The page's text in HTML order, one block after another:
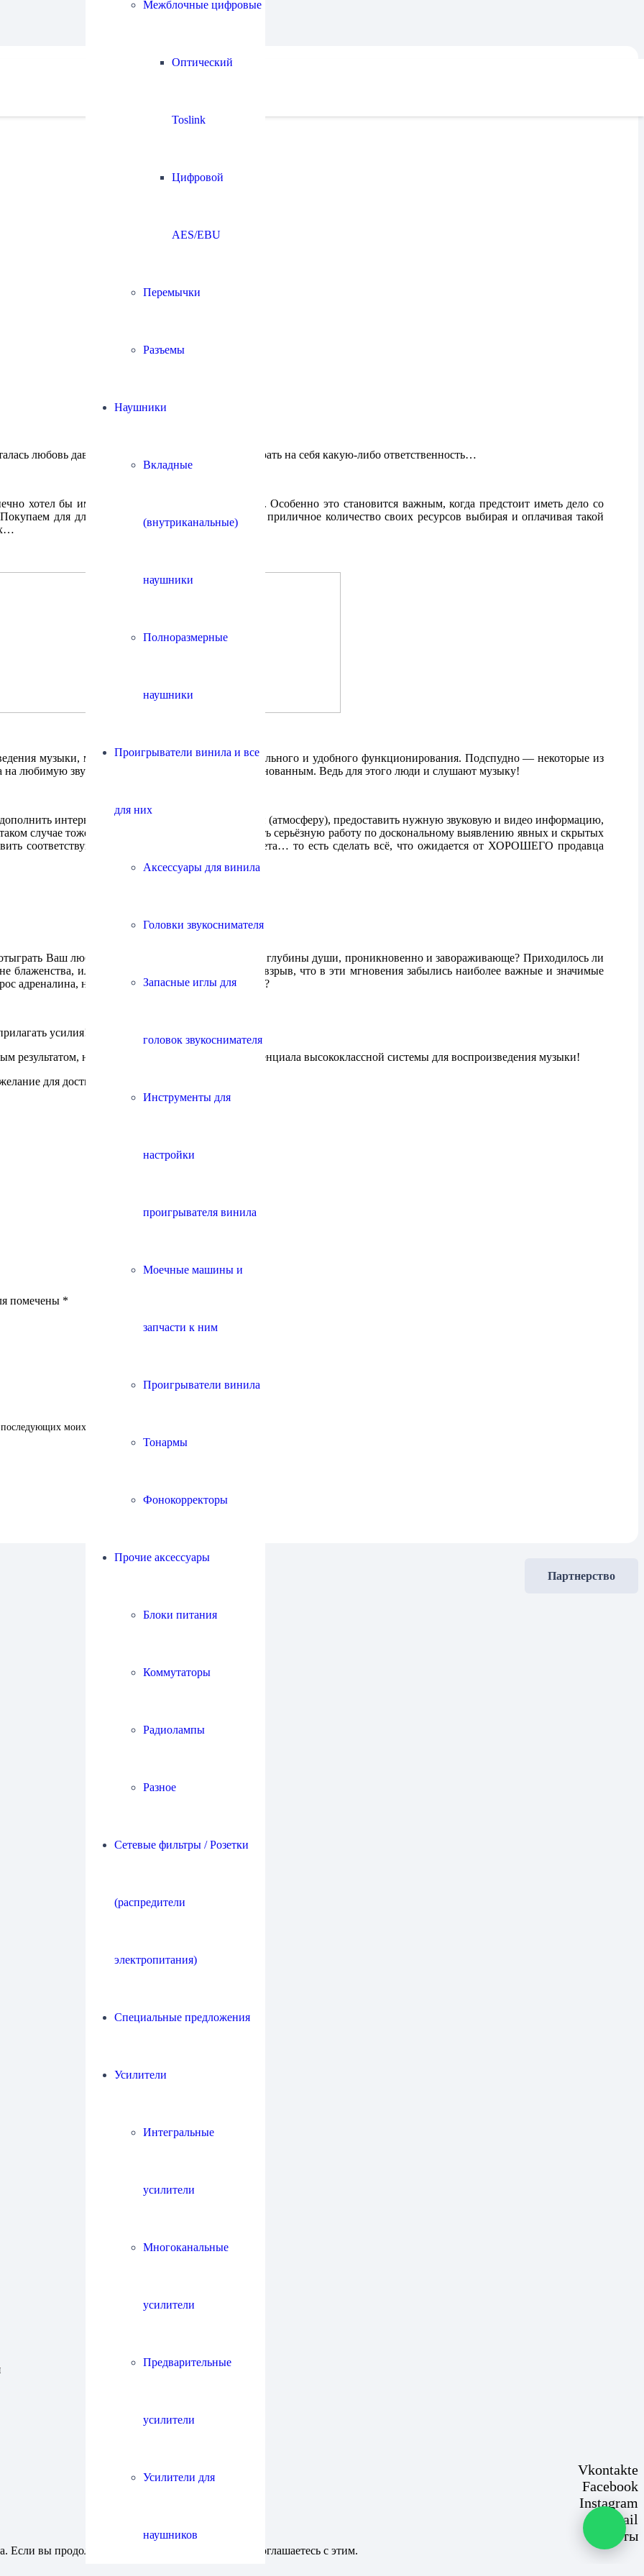
Межблочные цифровые
Оптический
Toslink
Цифровой
AES/EBU
Перемычки
Разъемы
Наушники
Вкладные
(внутриканальные)
наушники
Полноразмерные
наушники
Проигрыватели винила и все
для них
Аксессуары для винила
Головки звукоснимателя
Запасные иглы для
головок звукоснимателя
Инструменты для
настройки
проигрывателя винила
Моечные машины и
запчасти к ним
Проигрыватели винила
Тонармы
Фонокорректоры
Прочие аксессуары
Блоки питания
Коммутаторы
Радиолампы
Разное
Сетевые фильтры / Розетки
(распредители
электропитания)
Специальные предложения
Усилители
Интегральные
усилители
Многоканальные
усилители
Предварительные
усилители
Усилители для
наушников
любовь давать всяческие советы и нелюбовь брать на себя какую-либо ответственность…
хотел бы иметь дело только с ответственными. Особенно это становится важным, когда предстоит иметь дело со
для длительного использования и тратим приличное количество своих ресурсов выбирая и оплачивая такой
музыки, мы в праве ожидать не только длительного и удобного функционирования. Подспудно — некоторые из
любимую звуковую дорожку. И это является обоснованным. Ведь для этого люди и слушают музыку!
интерьер, подчеркнуть статус, создать фон (атмосферу), предоставить нужную звуковую и видео информацию,
случае тоже значительна. Необходимо проделать серьёзную работу по доскональному выявлению явных и скрытых
соответствующее предложение в рамках бюджета… то есть сделать всё, что ожидается от ХОРОШЕГО продавца
Ваш любимый трек так, что это затронет до глубины души, проникновенно и завораживающе? Приходилось ли
блаженства, или испытать такой эмоциональный взрыв, что в эти мгновения забылись наиболее важные и значимые
адреналина, на глаза невольно навернулись слёзы?
усилия!
настоящим полным раскрытием потенциала высококлассной системы для воспроизведения музыки!
для достижения такого результата.
помечены *
моих комментариев.
Партнерство
Vkontakte
Facebook
Instagram
Email
Карты
вы продолжаете использовать этот сайт, вы соглашаетесь с этим.